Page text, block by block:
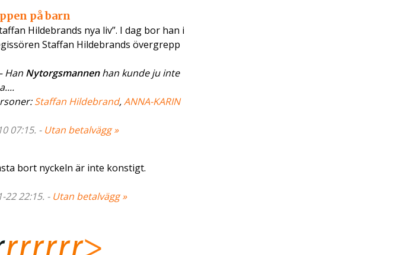
på barn
Hildebrands nya liv”. I dag bor han i
Staffan Hildebrands övergrepp
Han Nytorgsmannenhan kunde ju inte
Staffan Hildebrand,ANNA-KARIN
07:15. - Utan betalvägg »
bort nyckeln är inte konstigt.
22:15. - Utan betalvägg »